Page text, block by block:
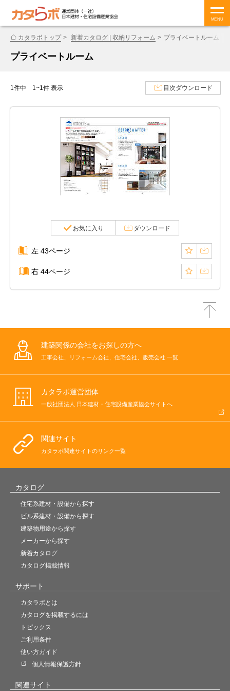
MENU
カタラボトップ 新着カタログ | 収納リフォーム プライベートルーム
プライベートルーム
1件中 1~1件 表示 目次ダウンロード
お気に入り ダウンロード
左 43ページ
右 44ページ
建築関係の会社をお探しの方へ
工事会社、リフォーム会社、住宅会社、販売会社 一覧
カタラボ運営団体
一般社団法人 日本建材・住宅設備産業協会サイトへ
関連サイト
カタラボ関連サイトのリンク一覧
カタログ
住宅系建材・設備から探す
ビル系建材・設備から探す
建築物用途から探す
メーカーから探す
新着カタログ
カタログ掲載情報
サポート
カタラボとは
カタログを掲載するには
トピックス
ご利用条件
使い方ガイド
個人情報保護方針
関連サイト